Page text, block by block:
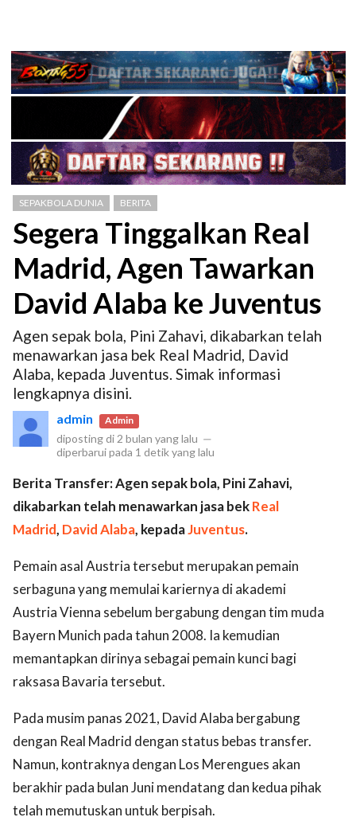
SEPAKBOLA DUNIA BERITA
Segera Tinggalkan Real
Madrid, Agen Tawarkan
David Alaba ke Juventus
Agen sepak bola, Pini Zahavi, dikabarkan telah
menawarkan jasa bek Real Madrid, David
Alaba, kepada Juventus. Simak informasi
lengkapnya disini.
admin Admin
diposting di 2 bulan yang lalu —
diperbarui pada 1 detik yang lalu
Berita Transfer: Agen sepak bola, Pini Zahavi,
dikabarkan telah menawarkan jasa bekReal
Madrid, David Alaba, kepadaJuventus.
Pemain asal Austria tersebut merupakan pemain
serbaguna yang memulai kariernya di akademi
Austria Vienna sebelum bergabung dengan tim muda
Bayern Munich pada tahun 2008. Ia kemudian
memantapkan dirinya sebagai pemain kunci bagi
raksasa Bavaria tersebut.
Pada musim panas 2021, David Alaba bergabung
dengan Real Madrid dengan status bebas transfer.
Namun, kontraknya dengan Los Merengues akan
berakhir pada bulan Juni mendatang dan kedua pihak
telah memutuskan untuk berpisah.